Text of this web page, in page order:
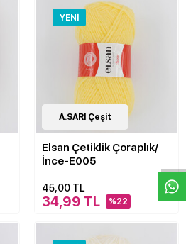
YENI
40Çeşit
A.SARI Çeşit
Elsan Çetiklik Çoraplık/
İnce-E005
45,00 TL
34,99 TL %22